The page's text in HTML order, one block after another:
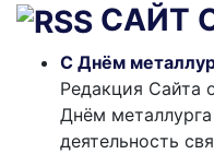
САЙТ
С Днём
Редакция Сайта
Днём
деятельность